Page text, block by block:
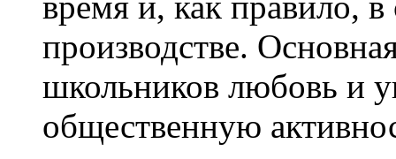
производстве.
школьников любовь и
общественную